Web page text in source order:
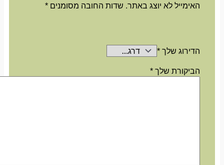
האימייל לא יוצג באתר. שדות החובה מסומנים*
הדירוג שלך*
הביקורת שלך*